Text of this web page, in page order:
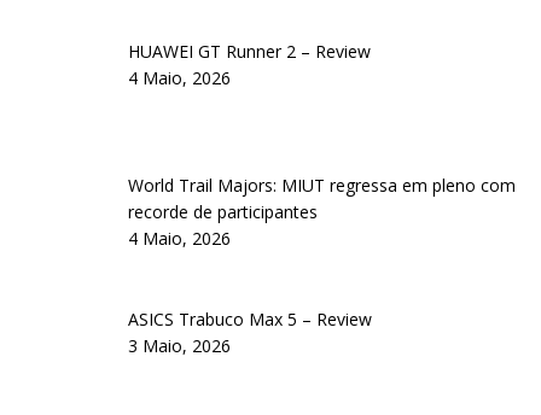
HUAWEI GT Runner 2 – Review
4 Maio, 2026
World Trail Majors: MIUT regressa em pleno com
recorde de participantes
4 Maio, 2026
ASICS Trabuco Max 5 – Review
3 Maio, 2026